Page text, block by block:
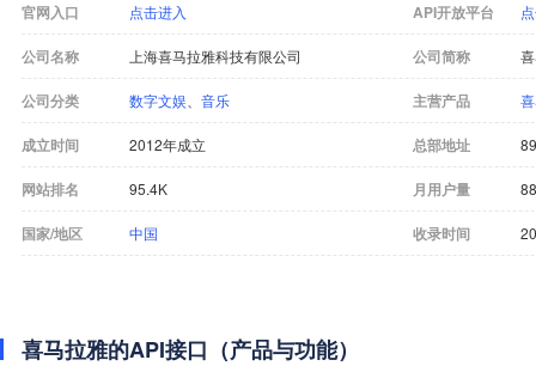
官网入口 点击进入 API开放平台
公司名称 上海喜马拉雅科技有限公司 公司简称
公司分类 数字文娱 音乐 主营产品
成立时间 2012年成立 总部地址
网站排名 95.4K 月用户量
国家/地区 中国 收录时间
喜马拉雅的API接口（产品与功能）